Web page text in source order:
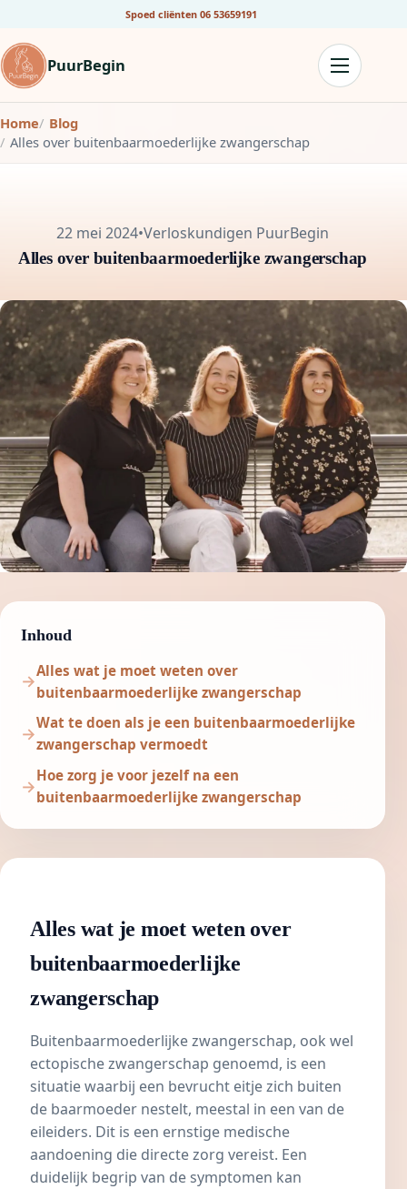
Spoed cliënten 06 53659191
PuurBegin
Home
Blog
Alles over buitenbaarmoederlijke zwangerschap
22 mei 2024•Verloskundigen PuurBegin
Alles over buitenbaarmoederlijke zwangerschap
Inhoud
Alles wat je moet weten over
buitenbaarmoederlijke zwangerschap
Wat te doen als je een buitenbaarmoederlijke
zwangerschap vermoedt
Hoe zorg je voor jezelf na een
buitenbaarmoederlijke zwangerschap
Alles wat je moet weten over
buitenbaarmoederlijke
zwangerschap
Buitenbaarmoederlijke zwangerschap, ook wel
ectopische zwangerschap genoemd, is een
situatie waarbij een bevrucht eitje zich buiten
de baarmoeder nestelt, meestal in een van de
eileiders. Dit is een ernstige medische
aandoening die directe zorg vereist. Een
duidelijk begrip van de symptomen kan